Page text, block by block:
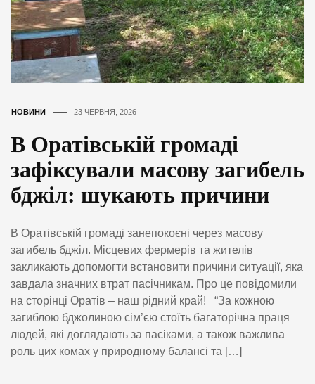
НОВИНИ 23 ЧЕРВНЯ, 2026
В Оратівській громаді
зафіксували масову загибель
бджіл: шукають причини
В Оратівській громаді занепокоєні через масову
загибель бджіл. Місцевих фермерів та жителів
закликають допомогти встановити причини ситуації, яка
завдала значних втрат пасічникам. Про це повідомили
на сторінці Оратів – наш рідний край! “За кожною
загиблою бджолиною сім’єю стоїть багаторічна праця
людей, які доглядають за пасіками, а також важлива
роль цих комах у природному балансі та […]